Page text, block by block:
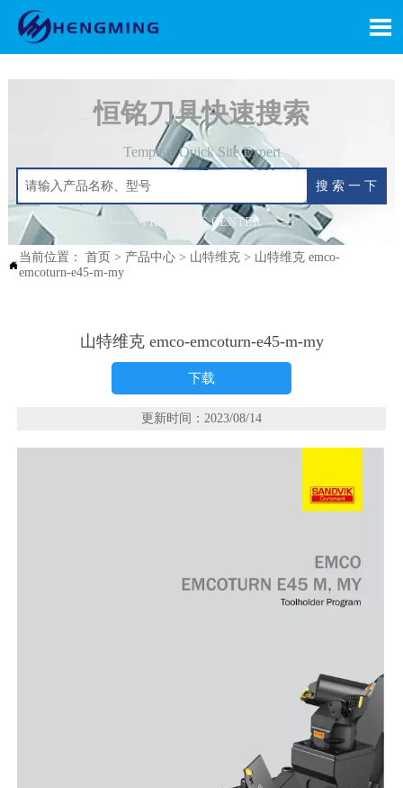

恒铭刀具快速搜索
Template Quick Site Expert
搜 索 一 下
—— PRODUCTS CENTER ——

当前位置： 首页 > 产品中心> 山特维克> 山特维克 emco-
emcoturn-e45-m-my
山特维克 emco-emcoturn-e45-m-my
下载
更新时间：2023/08/14